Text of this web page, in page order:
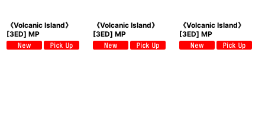
《Volcanic Island》
[3ED] MP
《Volcanic Island》
[3ED] MP
《Volcanic Island》
[3ED] MP